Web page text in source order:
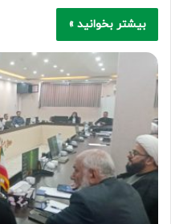
بیشتر بخوانید »